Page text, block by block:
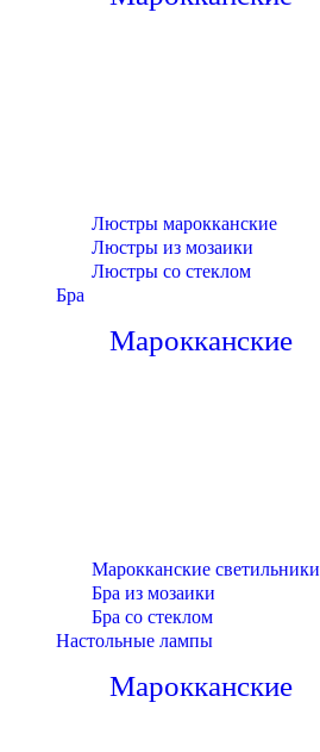
Люстры марокканские
Люстры из мозаики
Люстры со стеклом
Бра
Марокканские
Марокканские светильники
Бра из мозаики
Бра со стеклом
Настольные лампы
Марокканские